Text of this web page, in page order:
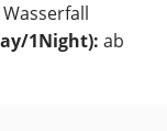
Wasserfall
1Night): ab